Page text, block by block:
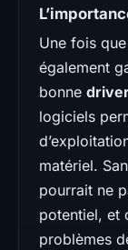
Une fois
également
bonne
logiciels
matériel.
pourrait ne
potentiel, et
problèmes